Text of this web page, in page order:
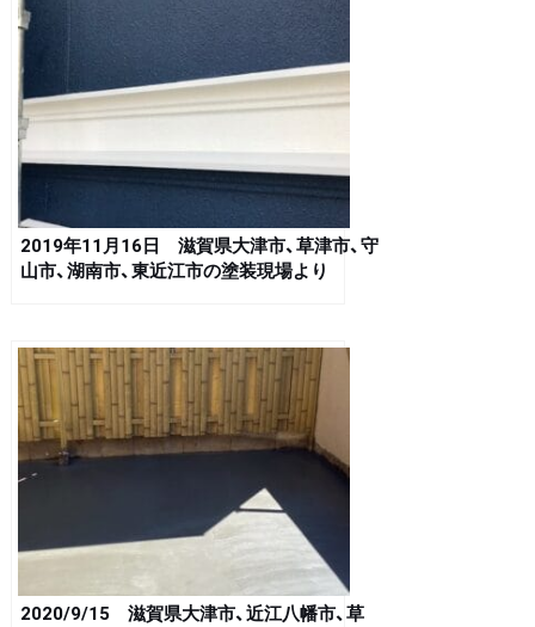
2019年11月16日 滋賀県大津市、草津市、守
山市、湖南市、東近江市の塗装現場より
2020/9/15 滋賀県大津市、近江八幡市、草